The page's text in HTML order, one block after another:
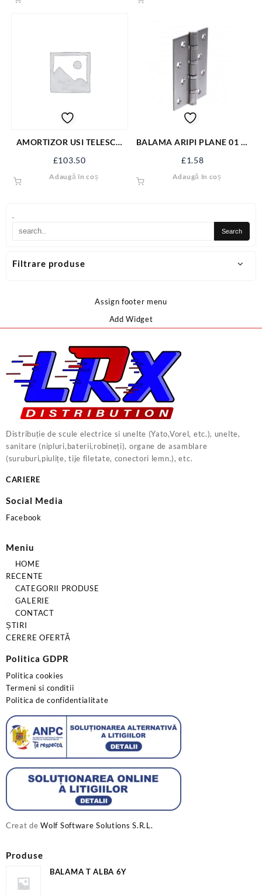
.
Filtrare produse
AMORTIZOR USI TELESCO
£103.50
Adaugă în coș
BALAMA ARIPI PLANE 01 ZI
£1.58
Adaugă în coș
Assign footer menu
Add Widget
Distribuție de scule electrice si unelte (Yato,Vorel, etc.), unelte,
sanitare (nipluri,baterii,robineți), organe de asamblare
(suruburi,piulițe, tije filetate, conectori lemn.), etc.
CARIERE
Social Media
Facebook
Meniu
HOME
RECENTE
CATEGORII PRODUSE
GALERIE
CONTACT
ȘTIRI
CERERE OFERTĂ
Politica GDPR
Politica cookies
Termeni si conditii
Politica de confidentialitate
Creat deWolf Software Solutions S.R.L.
Produse
BALAMA T ALBA 6Y